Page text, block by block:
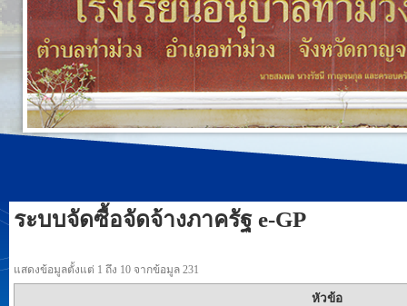
ระบบจัดซื้อจัดจ้างภาครัฐ e-GP
แสดงข้อมูลตั้งแต่ 1 ถึง 10 จากข้อมูล 231
หัวข้อ